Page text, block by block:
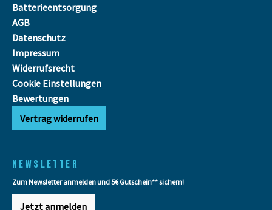
Batterieentsorgung
AGB
Datenschutz
Impressum
Widerrufsrecht
Cookie Einstellungen
Bewertungen
Vertrag widerrufen
NEWSLETTER
Zum Newsletter anmelden und 5€ Gutschein** sichern!
Jetzt anmelden